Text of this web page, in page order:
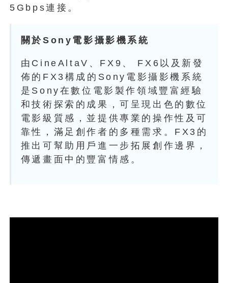
5Gbps連接。
關於Sony電影攝影機系統
由CineAltaV、FX9、 FX6以及新發
佈的FX3構成的Sony電影攝影機系統
是Sony在數位電影製作領域豐富經驗
和技術探索的成果，可呈現出色的數位
電影級質感，並提供專業的操作性及可
靠性，滿足創作者的多種需求。FX3的
推出可幫助用戶進一步拓展創作邊界，
傳遞畫面中的豐富情感。